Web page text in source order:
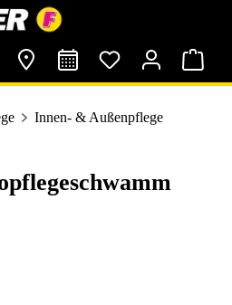
Innen- & Außenpflege